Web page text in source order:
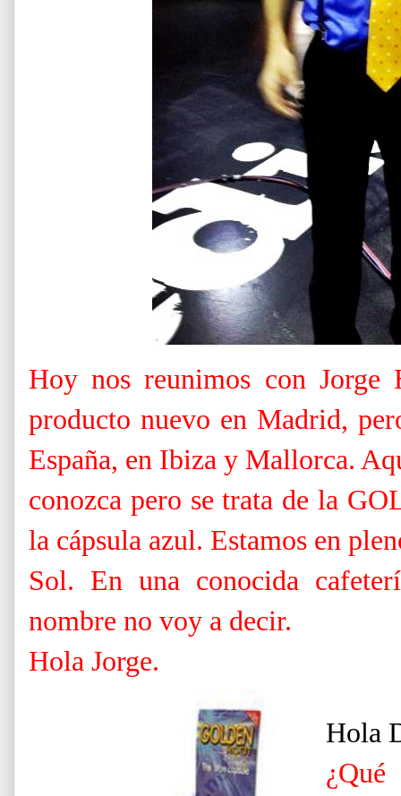
Hoy nos reunimos con Jorge
producto nuevo en Madrid,
España, en Ibiza y Mallorca.
conozca pero se trata de la
la cápsula azul. Estamos en
Sol. En una conocida
nombre no voy a decir.
Hola Jorge.
Hola